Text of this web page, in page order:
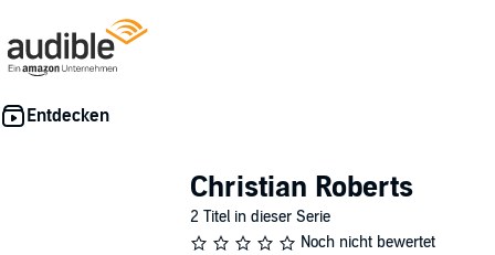
Christian Roberts
2 Titel in dieser Serie
Noch nicht bewertet